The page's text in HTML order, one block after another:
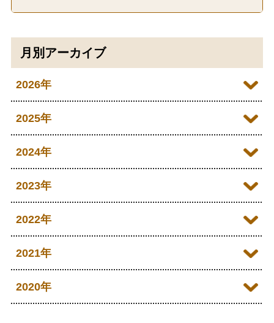
月別アーカイブ
2026年
2026年07月
2026年05月
2026年03月
2026年02月
2026年01月
2025年
2025年12月
2025年10月
2025年08月
2025年07月
2024年
2024年12月
2024年10月
2024年08月
2023年
2023年12月
2023年10月
2022年
2022年12月
2022年10月
2021年
2021年12月
2020年